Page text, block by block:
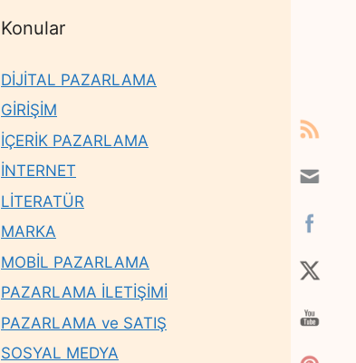
Konular
DİJİTAL PAZARLAMA
GİRİŞİM
İÇERİK PAZARLAMA
İNTERNET
LİTERATÜR
MARKA
MOBİL PAZARLAMA
PAZARLAMA İLETİŞİMİ
PAZARLAMA ve SATIŞ
SOSYAL MEDYA